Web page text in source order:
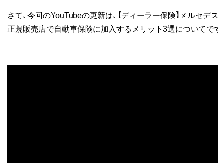
さて、今回のYouTubeの更新は、【ディーラー保険】メルセデ
正規販売店で自動車保険に加入するメリット3選についてで